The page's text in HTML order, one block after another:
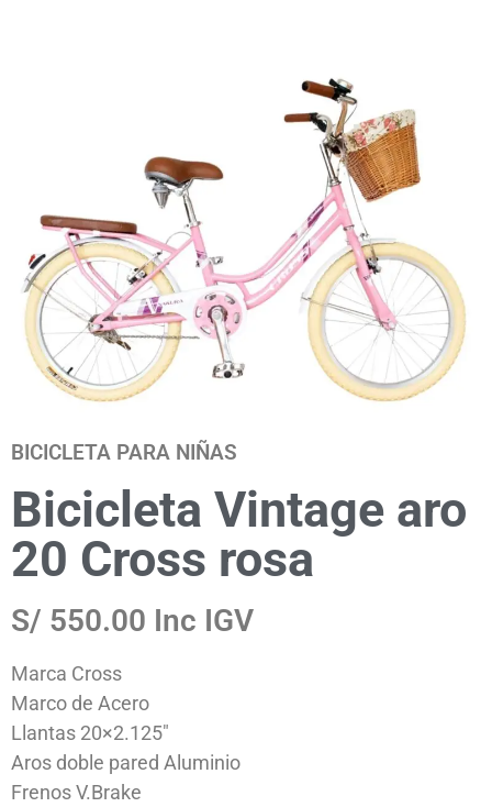
BICICLETA PARA NIÑAS
Bicicleta Vintage aro
20 Cross rosa
S/ 550.00 Inc IGV
Marca Cross
Marco de Acero
Llantas 20×2.125″
Aros doble pared Aluminio
Frenos V.Brake